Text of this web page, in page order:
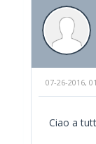
07-26-2016,
Ciao a